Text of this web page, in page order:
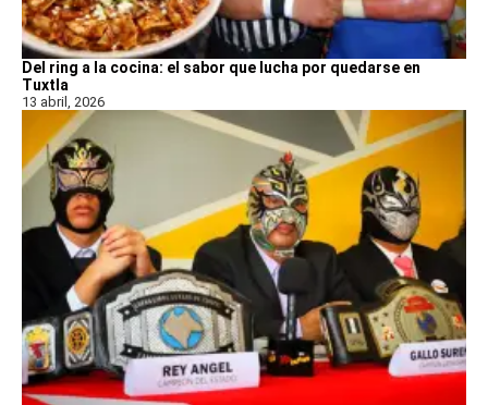
Del ring a la cocina: el sabor que lucha por quedarse en
Tuxtla
13 abril, 2026